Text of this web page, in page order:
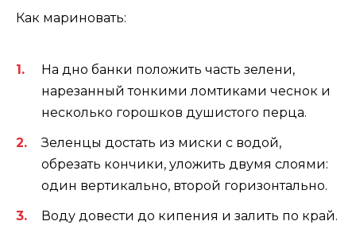
Как мариновать:
На дно банки положить часть зелени,
нарезанный тонкими ломтиками чеснок и
несколько горошков душистого перца.
Зеленцы достать из миски с водой,
обрезать кончики, уложить двумя слоями:
один вертикально, второй горизонтально.
Воду довести до кипения и залить по край.